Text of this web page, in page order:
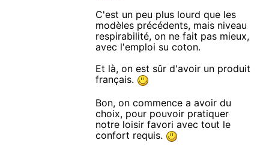
C'est un peu plus lourd que les
modèles précédents, mais niveau
respirabilité, on ne fait pas mieux,
avec l'emploi su coton.
Et là, on est sûr d'avoir un produit
français.
Bon, on commence a avoir du
choix, pour pouvoir pratiquer
notre loisir favori avec tout le
confort requis.